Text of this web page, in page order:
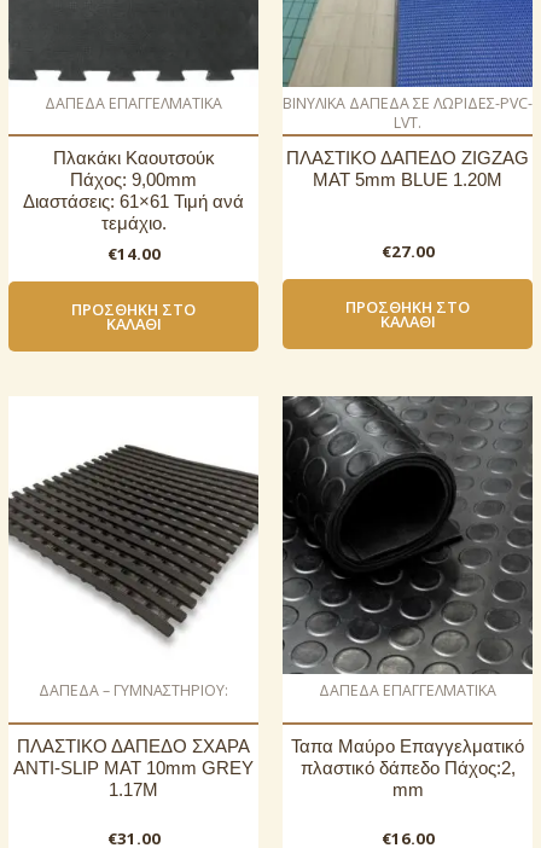
ΔΑΠΕΔΑ ΕΠΑΓΓΕΛΜΑΤΙΚΑ
Πλακάκι Καουτσούκ
Πάχος: 9,00mm
Διαστάσεις: 61×61 Τιμή ανά
τεμάχιο.
€14.00
ΠΡΟΣΘΉΚΗ ΣΤΟ
ΚΑΛΆΘΙ
ΒΙΝΥΛΙΚΑ ΔΑΠΕΔΑ ΣΕ ΛΩΡΙΔΕΣ-PVC-
LVT.
ΠΛΑΣΤΙΚΟ ΔΑΠΕΔΟ ZIGZAG
ΜΑΤ 5mm BLUE 1.20Μ
€27.00
ΠΡΟΣΘΉΚΗ ΣΤΟ
ΚΑΛΆΘΙ
ΔΑΠΕΔΑ – ΓΥΜΝΑΣΤΗΡΙΟΥ:
ΠΛΑΣΤΙΚΟ ΔΑΠΕΔΟ ΣΧΑΡΑ
ANTI-SLIP MAT 10mm GREY
1.17Μ
€31.00
ΔΑΠΕΔΑ ΕΠΑΓΓΕΛΜΑΤΙΚΑ
Ταπα Μαύρο Επαγγελματικό
πλαστικό δάπεδο Πάχος:2,
mm
€16.00